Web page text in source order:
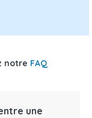
notre FAQ
une